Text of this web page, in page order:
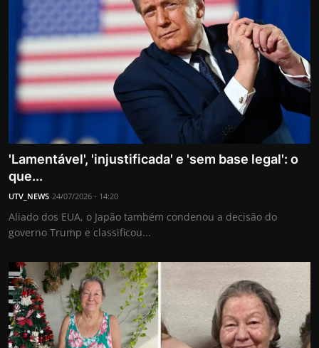
'Lamentável', 'injustificada' e 'sem base legal': o
que...
UTV_NEWS 24/07/2026 - 14:20
Aliado dos EUA, o Japão também condenou a decisão do
governo Trump e classificou...